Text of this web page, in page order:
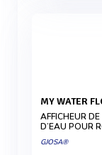
MY WATER
AFFICHEUR
D’EAU POUR
GJOSA®